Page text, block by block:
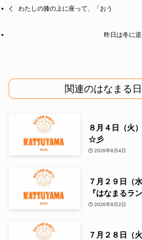
わたしの膝の上に座って、「おう
昨日は冬に逆
関連のはなまる
８月４日（火
☆彡
2026年8月4日
７月２９日（
『はなまるラ
2026年8月2日
７月２８日（